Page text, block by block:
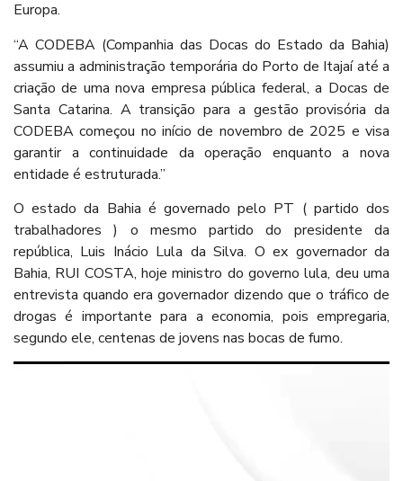
Europa.
“A CODEBA (Companhia das Docas do Estado da Bahia)
assumiu a administração temporária do Porto de Itajaí até a
criação de uma nova empresa pública federal, a Docas de
Santa Catarina. A transição para a gestão provisória da
CODEBA começou no início de novembro de 2025 e visa
garantir a continuidade da operação enquanto a nova
entidade é estruturada.”
O estado da Bahia é governado pelo PT ( partido dos
trabalhadores ) o mesmo partido do presidente da
república, Luis Inácio Lula da Silva. O ex governador da
Bahia, RUI COSTA, hoje ministro do governo lula, deu uma
entrevista quando era governador dizendo que o tráfico de
drogas é importante para a economia, pois empregaria,
segundo ele, centenas de jovens nas bocas de fumo.